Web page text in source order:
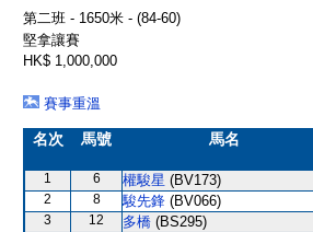
第二班 - 1650米 - (84-60)
堅拿讓賽
HK$ 1,000,000
賽事重溫
名次 馬號 馬名
1 6 權駿星 (BV173)
2 8 駿先鋒 (BV066)
3 12 多橋 (BS295)